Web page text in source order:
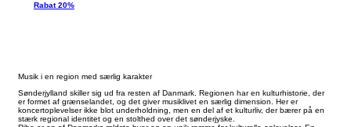
Rabat 20%
Musik i en region med særlig karakter
Sønderjylland skiller sig ud fra resten af Danmark. Regionen har en kulturhistorie, der
er formet af grænselandet, og det giver musiklivet en særlig dimension. Her er
koncertoplevelser ikke blot underholdning, men en del af et kulturliv, der bærer på en
stærk regional identitet og en stolthed over det sønderjyske.